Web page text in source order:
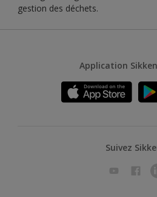
gestion des déchets.
Application
Suivez